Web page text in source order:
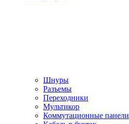
Шнуры
Разъемы
Переходники
Мультикор
Коммутационные панели